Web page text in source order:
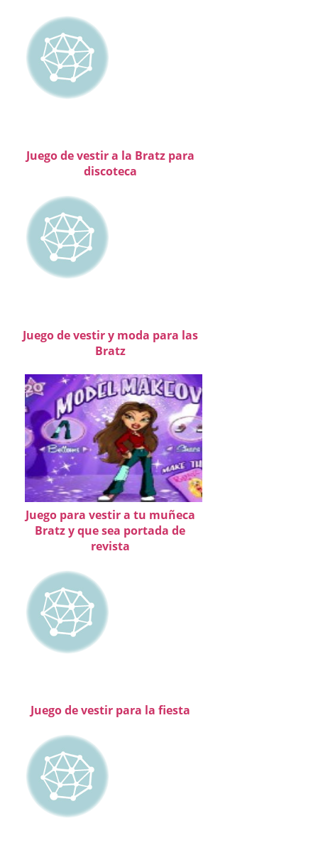
Juego de vestir a la Bratz para
discoteca
Juego de vestir y moda para las
Bratz
Juego para vestir a tu muñeca
Bratz y que sea portada de
revista
Juego de vestir para la fiesta